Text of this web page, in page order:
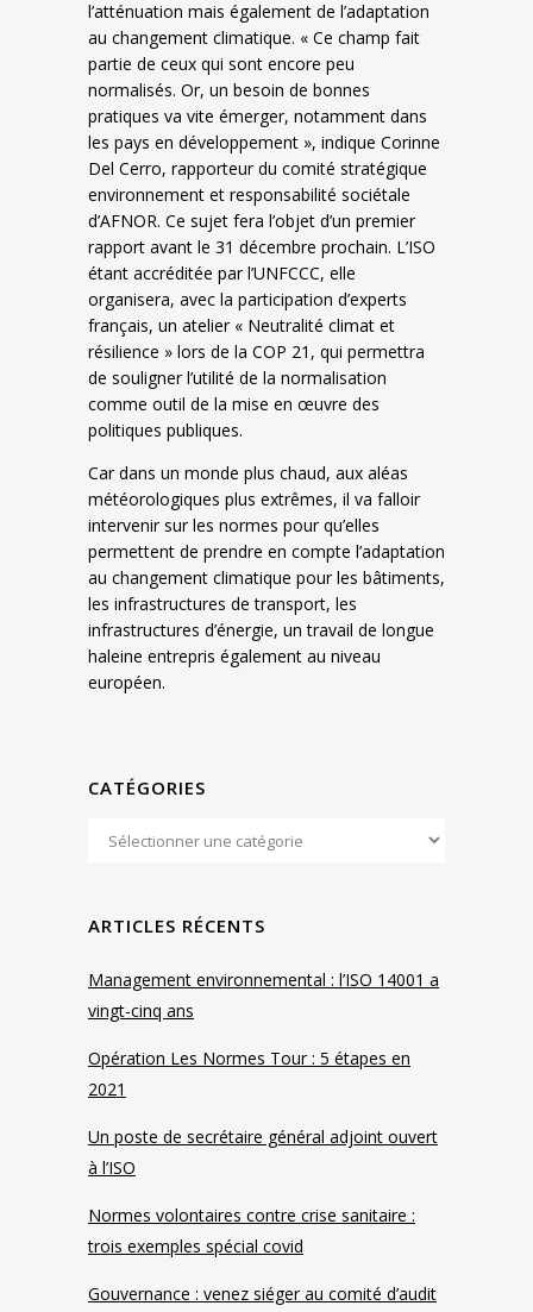
l’atténuation mais également de l’adaptation
au changement climatique. « Ce champ fait
partie de ceux qui sont encore peu
normalisés. Or, un besoin de bonnes
pratiques va vite émerger, notamment dans
les pays en développement », indique Corinne
Del Cerro, rapporteur du comité stratégique
environnement et responsabilité sociétale
d’AFNOR. Ce sujet fera l’objet d’un premier
rapport avant le 31 décembre prochain. L’ISO
étant accréditée par l’UNFCCC, elle
organisera, avec la participation d’experts
français, un atelier « Neutralité climat et
résilience » lors de la COP 21, qui permettra
de souligner l’utilité de la normalisation
comme outil de la mise en œuvre des
politiques publiques.
Car dans un monde plus chaud, aux aléas
météorologiques plus extrêmes, il va falloir
intervenir sur les normes pour qu’elles
permettent de prendre en compte l’adaptation
au changement climatique pour les bâtiments,
les infrastructures de transport, les
infrastructures d’énergie, un travail de longue
haleine entrepris également au niveau
européen.
CATÉGORIES
ARTICLES RÉCENTS
Management environnemental : l’ISO 14001 a
vingt-cinq ans
Opération Les Normes Tour : 5 étapes en
2021
Un poste de secrétaire général adjoint ouvert
à l’ISO
Normes volontaires contre crise sanitaire :
trois exemples spécial covid
Gouvernance : venez siéger au comité d’audit